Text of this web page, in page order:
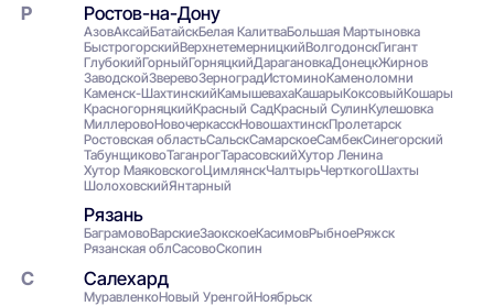
Ростов-на-Дону
АзовАксайБатайскБелая КалитваБольшая Мартыновка
БыстрогорскийВерхнетемерницкийВолгодонскГигант
ГлубокийГорныйГорняцкийДарагановкаДонецкЖирнов
ЗаводскойЗверевоЗерноградИстоминоКаменоломни
Каменск-ШахтинскийКамышевахаКашарыКоксовыйКошары
КрасногорняцкийКрасный СадКрасный СулинКулешовка
МиллеровоНовочеркасскНовошахтинскПролетарск
Ростовская областьСальскСамарскоеСамбекСинегорский
ТабунщиковоТаганрогТарасовскийХутор Ленина
Хутор МаяковскогоЦимлянскЧалтырьЧерткогоШахты
ШолоховскийЯнтарный
Рязань
БаграмовоВарскиеЗаокскоеКасимовРыбноеРяжск
Рязанская облСасовоСкопин
Салехард
МуравленкоНовый УренгойНоябрьск